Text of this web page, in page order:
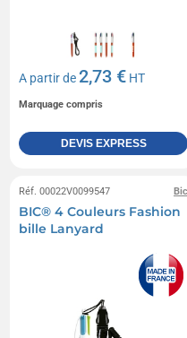
A partir de2,73 € HT
Marquage compris
DEVIS EXPRESS
Bic
Réf. 00022V0099547
BIC® 4 Couleurs Fashion
bille Lanyard